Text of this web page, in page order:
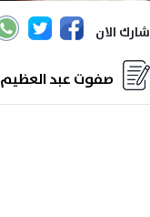
شارك الان
صفوت عبد العظيم